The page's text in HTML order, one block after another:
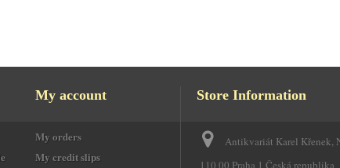
My account
My orders
My credit slips
Store Information
Antikvariát Karel Křenek,
110 00 Praha 1 Česká republika